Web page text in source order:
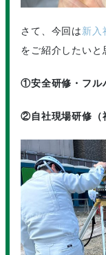
さて、今回は新入
をご紹介したいと
①安全研修・フル
②自社現場研修（